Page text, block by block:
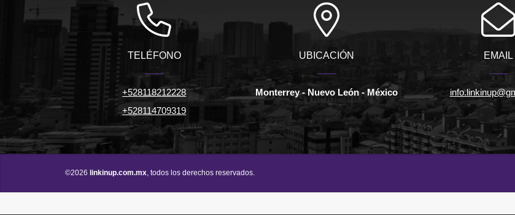
TELÉFONO
+528118212228
+528114709319
UBICACIÓN
Monterrey - Nuevo León - México
EMAIL
©2026 linkinup.com.mx , todos los derechos reservados.